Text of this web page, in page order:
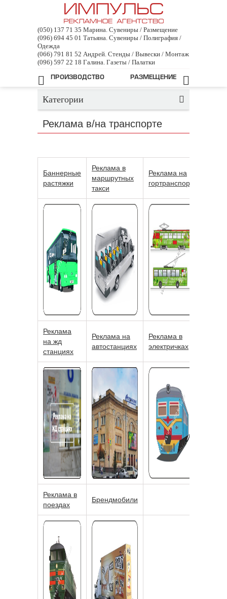
(050) 137 71 35 Марина. Сувениры / Размещение
(096) 694 45 01 Татьяна. Сувениры / Полиграфия /
Одежда
(066) 791 81 52 Андрей. Стенды / Вывески / Монтаж
(096) 597 22 18 Галина. Газеты / Палатки
ПРОИЗВОДСТВО РАЗМЕЩЕНИЕ
Главная / Реклама в/на транспорте
Категории
Реклама в/на транспорте
Баннерные
растяжки
Реклама в
маршрутных
такси
Реклама на
гортранспорте
Реклама
на жд
станциях
Реклама на
автостанциях
Реклама в
электричках
Реклама в
поездах
Брендмобили